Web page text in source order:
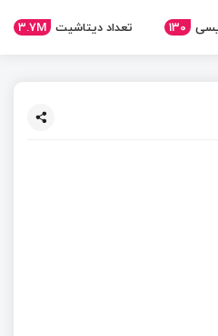
130 تعداد دیتاشیت 3.7M